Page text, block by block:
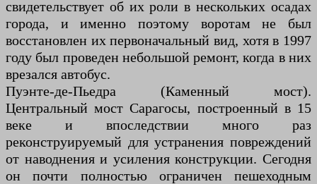
свидетельствует об их роли в нескольких осадах
города, и именно поэтому воротам не был
восстановлен их первоначальный вид, хотя в 1997
году был проведен небольшой ремонт, когда в них
врезался автобус.
Пуэнте-де-Пьедра (Каменный мост).
Центральный мост Сарагосы, построенный в 15
веке и впоследствии много раз
реконструируемый для устранения повреждений
от наводнения и усиления конструкции. Сегодня
он почти полностью ограничен пешеходным